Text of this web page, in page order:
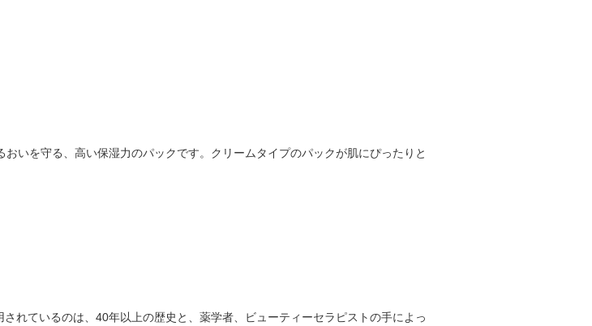
いを守る、高い保湿力のパックです。クリームタイプのパックが肌にぴったりと
れているのは、40年以上の歴史と、薬学者、ビューティーセラピストの手によっ